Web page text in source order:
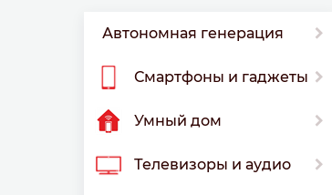
Автономная генерация
Смартфоны и гаджеты
Умный дом
Телевизоры и аудио